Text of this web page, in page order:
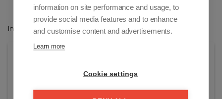
Individuele kelder in het gebouw.
Kustlaan 27/5
information on site performance and usage, to
provide social media features and to enhance
and customise content and advertisements.
Learn more
Cookie settings